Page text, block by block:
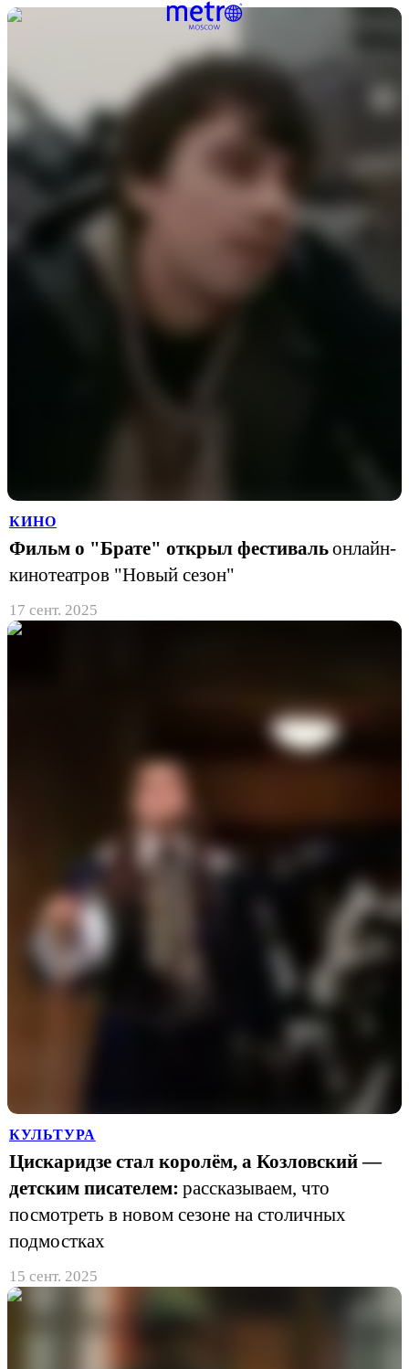
КИНО
Фильм о "Брате" открыл фестивальонлайн-
кинотеатров "Новый сезон"
17 сент. 2025
КУЛЬТУРА
Цискаридзе стал королём, а Козловский —
детским писателем: рассказываем, что
посмотреть в новом сезоне на столичных
подмостках
15 сент. 2025